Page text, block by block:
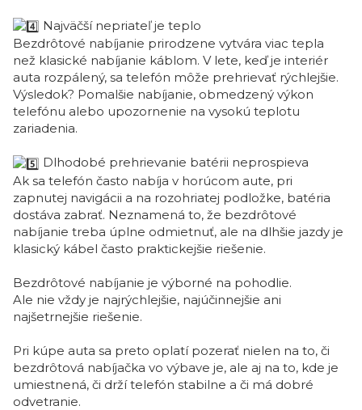
Najväčší nepriateľ je teplo
Bezdrôtové nabíjanie prirodzene vytvára viac tepla
než klasické nabíjanie káblom. V lete, keď je interiér
auta rozpálený, sa telefón môže prehrievať rýchlejšie.
Výsledok? Pomalšie nabíjanie, obmedzený výkon
telefónu alebo upozornenie na vysokú teplotu
zariadenia.
Dlhodobé prehrievanie batérii neprospieva
Ak sa telefón často nabíja v horúcom aute, pri
zapnutej navigácii a na rozohriatej podložke, batéria
dostáva zabrať. Neznamená to, že bezdrôtové
nabíjanie treba úplne odmietnuť, ale na dlhšie jazdy je
klasický kábel často praktickejšie riešenie.
Bezdrôtové nabíjanie je výborné na pohodlie.
Ale nie vždy je najrýchlejšie, najúčinnejšie ani
najšetrnejšie riešenie.
Pri kúpe auta sa preto oplatí pozerať nielen na to, či
bezdrôtová nabíjačka vo výbave je, ale aj na to, kde je
umiestnená, či drží telefón stabilne a či má dobré
odvetranie.